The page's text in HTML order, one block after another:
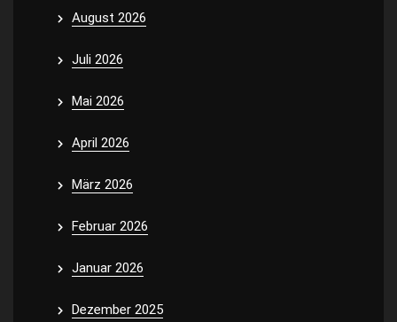
August 2026
Juli 2026
Mai 2026
April 2026
März 2026
Februar 2026
Januar 2026
Dezember 2025